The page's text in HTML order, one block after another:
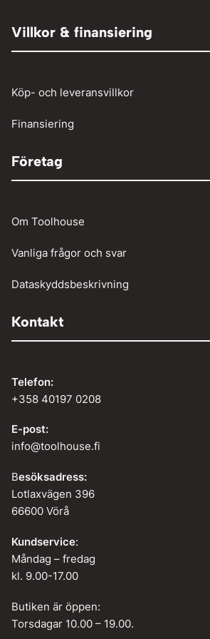
Verkstadstvätt
Vinschar
Person och paketbil
Villkor & finansiering
Köp- och leveransvillkor
Finansiering
Företag
Om Toolhouse
Vanliga frågor och svar
Dataskyddsbeskrivning
Kontakt
Telefon:
+358 40197 0208
E-post:
info@toolhouse.fi
Besöksadress:
Lotlaxvägen 396
66600 Vörå
Kundservice:
Måndag – fredag
kl. 9.00-17.00
Butiken är öppen:
Torsdagar 10.00 – 19.00.